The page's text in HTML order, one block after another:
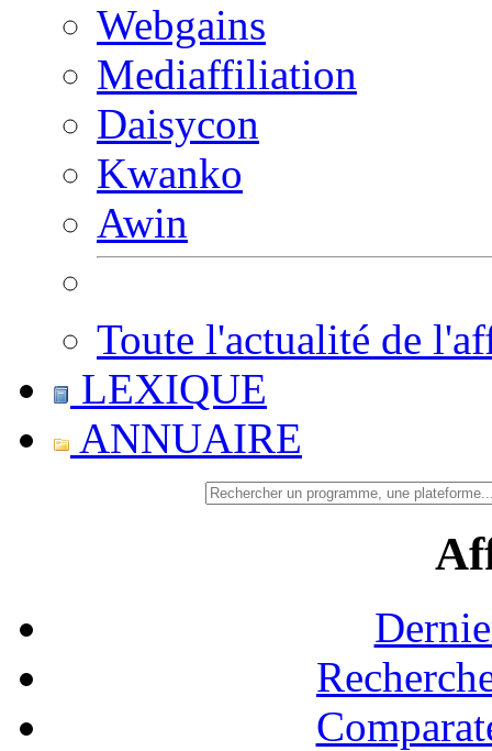
Webgains
Mediaffiliation
Daisycon
Kwanko
Awin
Toute l'actualité de
LEXIQUE
ANNUAIRE